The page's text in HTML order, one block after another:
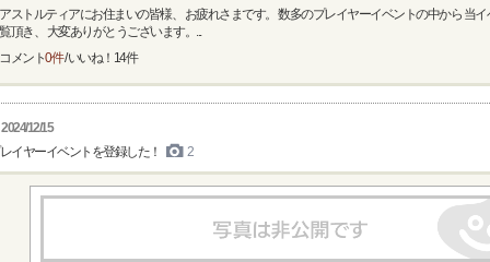
アストルティアにお住まいの皆様、 お疲れさまです。 数多のプレイヤーイベントの中から 当
覧頂き、 大変ありがとうございます。...
コメント0件/ いいね！ 14件
2024/12/15
イヤーイベントを登録した！
2